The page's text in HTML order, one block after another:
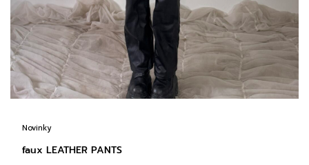
Novinky
faux LEATHER PANTS